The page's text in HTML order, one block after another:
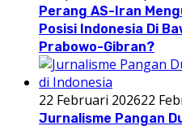
Perang AS-Iran
Posisi Indonesia Di
Prabowo-Gibran?
22 Februari 202622
Jurnalisme Pangan